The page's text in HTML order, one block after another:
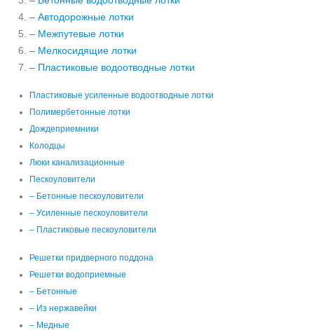
– Автодорожные лотки
– Межпутевые лотки
– Мелкосидящие лотки
– Пластиковые водоотводные лотки
Пластиковые усиленные водоотводные лотки
Полимербетонные лотки
Дождеприемники
Колодцы
Люки канализационные
Пескоуловители
– Бетонные пескоуловители
– Усиленные пескоуловители
– Пластиковые пескоуловители
Решетки придверного поддона
Решетки водоприемные
– Бетонные
– Из нержавейки
– Медные